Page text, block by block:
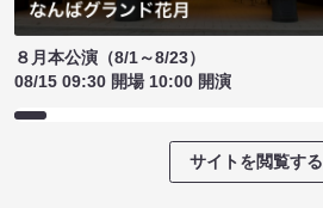
８月本公演（8/1～8/23）
08/15 09:30 開場 10:00 開演
サイトを閲覧する